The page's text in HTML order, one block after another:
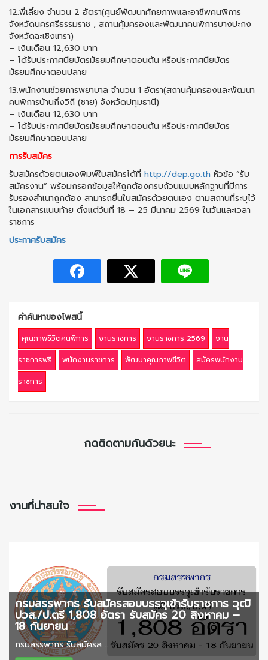
12.พี่เลี้ยง จำนวน 2 อัตรา(ศูนย์พัฒนาศักยภาพและอาชีพคนพิการ
จังหวัดนครศรีธรรมราช , สถานคุ้มครองและพัฒนาคนพิการบางปะกง
จังหวัดฉะเชิงเทรา)
– เงินเดือน 12,630 บาท
– ได้รับประกาศนียบัตรมัธยมศึกษาตอนต้น หรือประกาศนียบัตร
มัธยมศึกษาตอนปลาย
13.พนักงานช่วยการพยาบาล จำนวน 1 อัตรา(สถานคุ้มครองและพัฒนา
คนพิการบ้านกึ่งวิถี (ชาย) จังหวัดปทุมธานี)
– เงินเดือน 12,630 บาท
– ได้รับประกาศนียบัตรมัธยมศึกษาตอนต้น หรือประกาศนียบัตร
มัธยมศึกษาตอนปลาย
การรับสมัคร
รับสมัครด้วยตนเองพิมพ์ใบสมัครได้ที่ http://dep.go.th หัวข้อ “รับ
สมัครงาน” พร้อมกรอกข้อมูลให้ถูกต้องครบถ้วนแนบหลักฐานที่มีการ
รับรองสำเนาถูกต้อง สามารถยื่นใบสมัครด้วยตนเอง ตามสถานที่ระบุไว้
ในเอกสารแนบท้าย ตั้งแต่วันที่ 18 – 25 มีนาคม 2569 ในวันและเวลา
ราชการ
ประกาศรับสมัคร
คำค้นหาของโพสนี้
คุณภาพชีวิตคนพิการ งานราชการ งานราชการ 2569
งาน
ราชการฟรี
พนักงานราชการ พัฒนาคุณภาพชีวิต
สมัครพนักงาน
ราชการ
กดติดตามกันด้วยนะ
งานที่น่าสนใจ
กรมสรรพากร รับสมัครสอบบรรจุเข้ารับราชการ วุฒิ
ปวส./ป.ตรี 1,808 อัตรา รับสมัคร 20 สิงหาคม –
18 กันยายน
กรมสรรพากร รับสมัครส ...